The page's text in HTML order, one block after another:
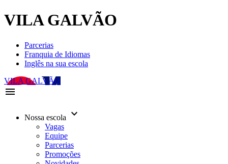
VILA GALVÃO
Parcerias
Franquia de Idiomas
Inglês na sua escola
VILA GALVÃO
menu
Nossa escola keyboard_arrow_down
Vagas
Equipe
Parcerias
Promoções